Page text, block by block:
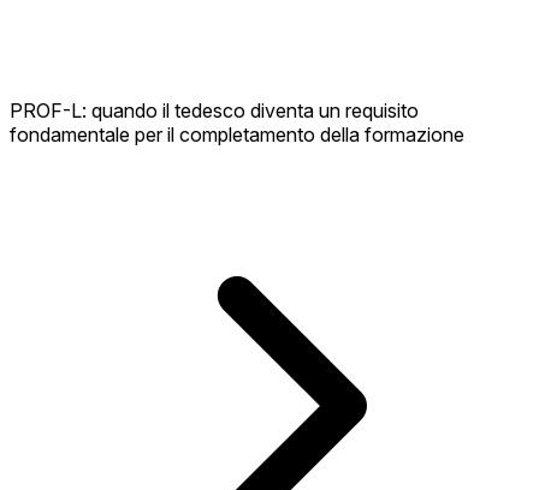
PROF-L: quando il tedesco diventa un requisito
fondamentale per il completamento della formazione